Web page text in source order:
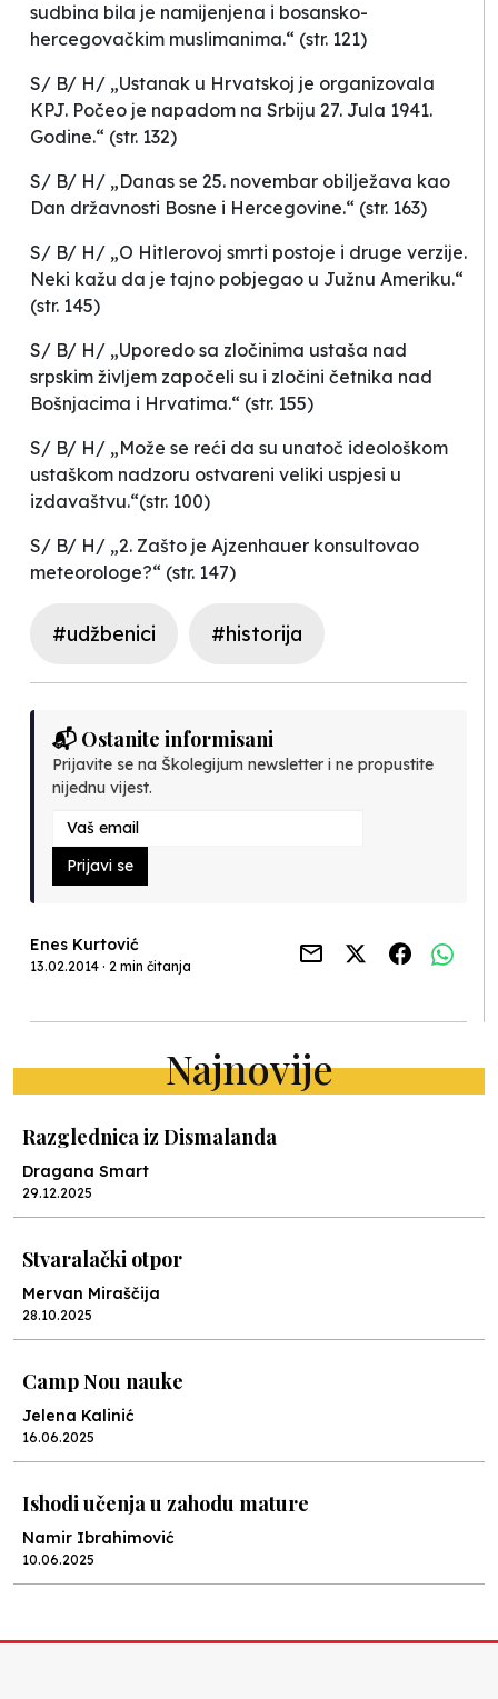
sudbina bila je namijenjena i bosansko-
hercegovačkim muslimanima.“ (str. 121)
S/ B/ H/ „Ustanak u Hrvatskoj je organizovala
KPJ. Počeo je napadom na Srbiju 27. Jula 1941.
Godine.“ (str. 132)
S/ B/ H/ „Danas se 25. novembar obilježava kao
Dan državnosti Bosne i Hercegovine.“ (str. 163)
S/ B/ H/ „O Hitlerovoj smrti postoje i druge verzije.
Neki kažu da je tajno pobjegao u Južnu Ameriku.“
(str. 145)
S/ B/ H/ „Uporedo sa zločinima ustaša nad
srpskim življem započeli su i zločini četnika nad
Bošnjacima i Hrvatima.“ (str. 155)
S/ B/ H/ „Može se reći da su unatoč ideološkom
ustaškom nadzoru ostvareni veliki uspjesi u
izdavaštvu.“(str. 100)
S/ B/ H/ „2. Zašto je Ajzenhauer konsultovao
meteorologe?“ (str. 147)
#udžbenici #historija
📬 Ostanite informisani
Prijavite se na Školegijum newsletter i ne propustite
nijednu vijest.
Prijavi se
Enes Kurtović
13.02.2014 · 2 min čitanja
Najnovije
Razglednica iz Dismalanda
Dragana Smart
29.12.2025
Stvaralački otpor
Mervan Miraščija
28.10.2025
Camp Nou nauke
Jelena Kalinić
16.06.2025
Ishodi učenja u zahodu mature
Namir Ibrahimović
10.06.2025